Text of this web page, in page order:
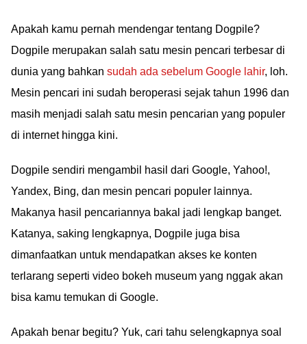
Apakah kamu pernah mendengar tentang Dogpile?
Dogpile merupakan salah satu mesin pencari terbesar di
dunia yang bahkan sudah ada sebelum Google lahir, loh.
Mesin pencari ini sudah beroperasi sejak tahun 1996 dan
masih menjadi salah satu mesin pencarian yang populer
di internet hingga kini.
Dogpile sendiri mengambil hasil dari Google, Yahoo!,
Yandex, Bing, dan mesin pencari populer lainnya.
Makanya hasil pencariannya bakal jadi lengkap banget.
Katanya, saking lengkapnya, Dogpile juga bisa
dimanfaatkan untuk mendapatkan akses ke konten
terlarang seperti video bokeh museum yang nggak akan
bisa kamu temukan di Google.
Apakah benar begitu? Yuk, cari tahu selengkapnya soal